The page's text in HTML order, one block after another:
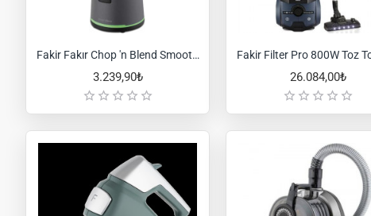
Fakir Fakır Chop 'n Blend Smoothıe Blender – Yesıl
3.239,90₺ 26.084,00₺